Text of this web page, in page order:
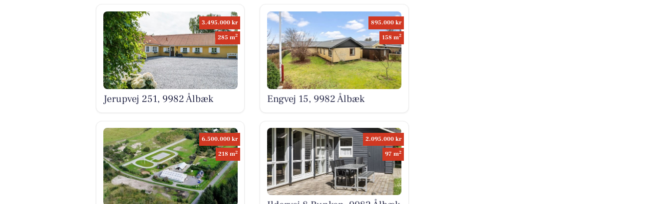
3.495.000 kr
285 m2
Jerupvej 251, 9982 Ålbæk
895.000 kr
158 m2
Engvej 15, 9982 Ålbæk
6.500.000 kr
218 m2
2.095.000 kr
97 m2